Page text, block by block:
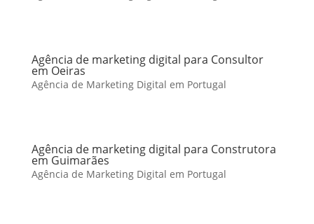
Agência de marketing digital para Consultor
em Oeiras
Agência de Marketing Digital em Portugal
Agência de marketing digital para Construtora
em Guimarães
Agência de Marketing Digital em Portugal